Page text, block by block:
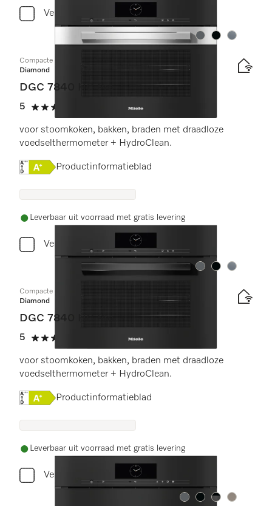
Vergelijken
Kleur:Kleur:Kleur:
Compacte combi-stoomoven
Diamond
DGC 7840 HC Pro
5
5 sterren op 5
(1 beoordeling)
voor stoomkoken, bakken, braden met draadloze
voedselthermometer + HydroClean.
Online Label Flag, Energielabel
Productinformatieblad
Leverbaar uit voorraad met gratis levering
Vergelijken
Kleur:Kleur:Kleur:
Compacte combi-stoomoven
Diamond
DGC 7840 HC Pro
5
5 sterren op 5
(1 beoordeling)
voor stoomkoken, bakken, braden met draadloze
voedselthermometer + HydroClean.
Online Label Flag, Energielabel
Productinformatieblad
Leverbaar uit voorraad met gratis levering
Vergelijken
Kleur:Kleur:Kleur:Kleur: